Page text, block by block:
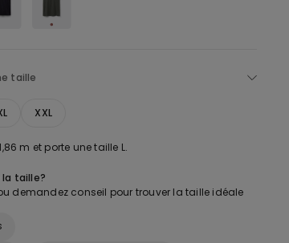
taille
XXL
m et porte une taille L.
taille?
demandez conseil pour trouver la taille idéale